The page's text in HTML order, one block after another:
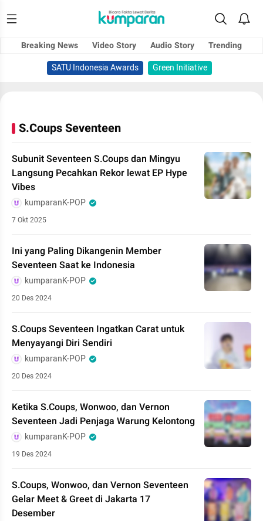
Breaking News Video Story Audio Story
Trending
SATU Indonesia Awards
Green Initiative
S.Coups Seventeen
Subunit Seventeen S.Coups dan Mingyu
Langsung Pecahkan Rekor lewat EP Hype
Vibes
kumparanK-POP
7 Okt 2025
Ini yang Paling Dikangenin Member
Seventeen Saat ke Indonesia
kumparanK-POP
20 Des 2024
S.Coups Seventeen Ingatkan Carat untuk
Menyayangi Diri Sendiri
kumparanK-POP
20 Des 2024
Ketika S.Coups, Wonwoo, dan Vernon
Seventeen Jadi Penjaga Warung Kelontong
kumparanK-POP
19 Des 2024
S.Coups, Wonwoo, dan Vernon Seventeen
Gelar Meet & Greet di Jakarta 17
Desember